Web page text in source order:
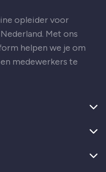
opleider voor
Met ons
helpen we je om
medewerkers te